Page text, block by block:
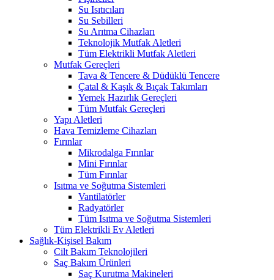
Su Isıtıcıları
Su Sebilleri
Su Arıtma Cihazları
Teknolojik Mutfak Aletleri
Tüm Elektrikli Mutfak Aletleri
Mutfak Gereçleri
Tava & Tencere & Düdüklü Tencere
Çatal & Kaşık & Bıçak Takımları
Yemek Hazırlık Gereçleri
Tüm Mutfak Gereçleri
Yapı Aletleri
Hava Temizleme Cihazları
Fırınlar
Mikrodalga Fırınlar
Mini Fırınlar
Tüm Fırınlar
Isıtma ve Soğutma Sistemleri
Vantilatörler
Radyatörler
Tüm Isıtma ve Soğutma Sistemleri
Tüm Elektrikli Ev Aletleri
Sağlık-Kişisel Bakım
Cilt Bakım Teknolojileri
Saç Bakım Ürünleri
Saç Kurutma Makineleri